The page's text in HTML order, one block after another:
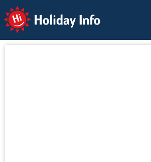
Holiday Info